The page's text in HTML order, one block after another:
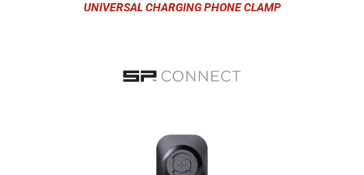
UNIVERSAL CHARGING PHONE CLAMP